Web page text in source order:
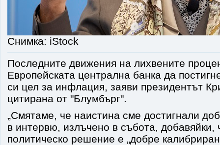
Снимка: iStock
Последните движения на лихвените
Европейската централна банка да
си цел за инфлация, заяви президентът
цитирана от "Блумбърг".
„Смятаме, че наистина сме достигнали
в интервю, излъчено в събота, добавяйки,
политическо решение е „добре